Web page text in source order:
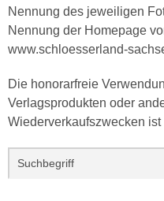
Nennung des jeweiligen
Nennung der Homepage
www.schloesserland-
Die honorarfreie
Verlagsprodukten oder
Wiederverkaufszwecken ist